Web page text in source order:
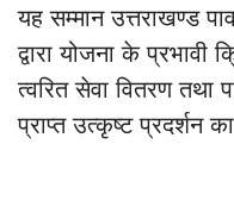
यह सम्मान उत्तराखण्ड
द्वारा योजना के प्रभावी
त्वरित सेवा वितरण तथा
प्राप्त उत्कृष्ट प्रदर्शन